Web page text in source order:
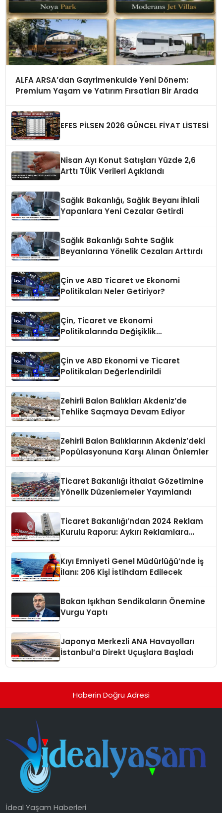
ALFA ARSA’dan Gayrimenkulde Yeni Dönem:
Premium Yaşam ve Yatırım Fırsatları Bir Arada
EFES PİLSEN 2026 GÜNCEL FİYAT LİSTESİ
Nisan Ayı Konut Satışları Yüzde 2,6
Arttı TÜİK Verileri Açıklandı
Sağlık Bakanlığı, Sağlık Beyanı İhlali
Yapanlara Yeni Cezalar Getirdi
Sağlık Bakanlığı Sahte Sağlık
Beyanlarına Yönelik Cezaları Arttırdı
Çin ve ABD Ticaret ve Ekonomi
Politikaları Neler Getiriyor?
Çin, Ticaret ve Ekonomi
Politikalarında Değişiklik
Çin ve ABD Ekonomi ve Ticaret
Politikaları Değerlendirildi
Zehirli Balon Balıkları Akdeniz’de
Tehlike Saçmaya Devam Ediyor
Zehirli Balon Balıklarının Akdeniz’deki
Popülasyonuna Karşı Alınan Önlemler
Ticaret Bakanlığı İthalat Gözetimine
Yönelik Düzenlemeler Yayımlandı
Ticaret Bakanlığı’ndan 2024 Reklam
Kurulu Raporu: Aykırı Reklamlara
Kıyı Emniyeti Genel Müdürlüğü’nde İş
İlanı: 206 Kişi İstihdam Edilecek
Bakan Işıkhan Sendikaların Önemine
Vurgu Yaptı
Japonya Merkezli ANA Havayolları
İstanbul’a Direkt Uçuşlara Başladı
Haberin Doğru Adresi
İdeal Yaşam Haberleri